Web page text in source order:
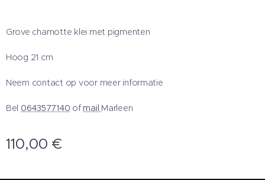
Grove chamotte klei met pigmenten
Hoog 21 cm
Neem contact op voor meer informatie
Bel 0643577140 of mail Marleen
110,00 €